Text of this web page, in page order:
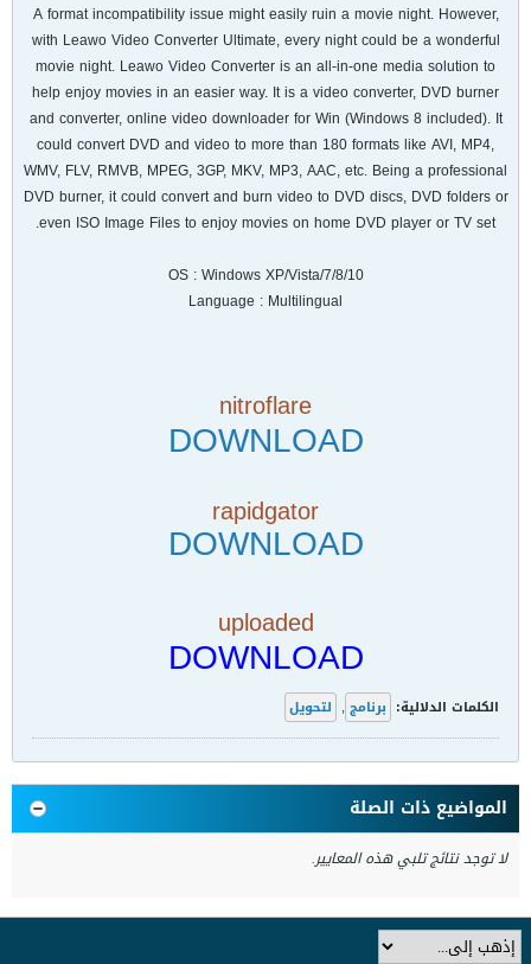
A format incompatibility issue might easily ruin a movie night. However,
with Leawo Video Converter Ultimate, every night could be a wonderful
movie night. Leawo Video Converter is an all-in-one media solution to
help enjoy movies in an easier way. It is a video converter, DVD burner
and converter, online video downloader for Win (Windows 8 included). It
could convert DVD and video to more than 180 formats like AVI, MP4,
WMV, FLV, RMVB, MPEG, 3GP, MKV, MP3, AAC, etc. Being a professional
DVD burner, it could convert and burn video to DVD discs, DVD folders or
even ISO Image Files to enjoy movies on home DVD player or TV set.
OS : Windows XP/Vista/7/8/10
Language : Multilingual
nitroflare
DOWNLOAD
rapidgator
DOWNLOAD
uploaded
DOWNLOAD
الكلمات الدلالية: برنامج , لتحويل
المواضيع ذات الصلة
لا توجد نتائج تلبي هذه المعايير.